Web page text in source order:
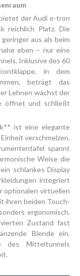
der Audi e-tron
reichlich Platz. Die
aus als beim
eben – nur eine
Inklusive des 60
in dem
beträgt das
Lehnen wächst der
öffnet und schließt
ist eine elegante
verschmelzen.
spannt
Weise die
schlankes Display
integriert
optionalen virtuellen
ihren beiden Touch-
ergonomisch.
Zustand fast
Blende ein.
des Mitteltunnels